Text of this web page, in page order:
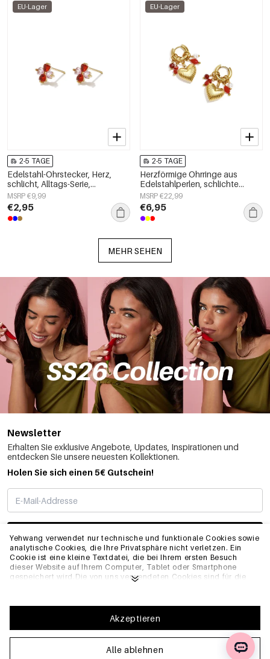
Yehwang verwendet nur technische und funktionale Cookies sowie
analytische Cookies, die Ihre Privatsphäre nicht verletzen. Ein
Cookie ist eine kleine Textdatei, die bei Ihrem ersten Besuch
dieser Website auf Ihrem Computer, Tablet oder Smartphone
gespeichert wird.Die von uns verwendeten Cookies sind für die
Website, ordnungsgemäß zu funktionieren und z.B. Ihre
bevorzugten Einstellungen zu speichern. Sie ermöglichen es uns
auch, unsere Website zu optimieren.Um sicherzustellen, dass Sie
eine gute Browsing- und Einkaufserfahrung auf Yehwang haben,
empfehlen wir Ihnen, unserer Sammlung und Verwendung von
Cookies zuzustimmen. Sie können sich von Cookies abmelden,
Alle ablehnen
Akzeptieren
EU-Lager
2-5 TAGE
Edelstahl-Ohrstecker, Herz,
schlicht, Alltags-Serie,
Damenschmuck
MSRP €9,99
€2,95
EU-Lager
2-5 TAGE
Herzförmige Ohrringe aus
Edelstahlperlen, schlichte
Alltags-Serie, Damenschmuck
MSRP €22,99
€6,95
MEHR SEHEN
Newsletter
Erhalten Sie exklusive Angebote, Updates, Inspirationen und
entdecken Sie unsere neuesten Kollektionen.
Holen Sie sich einen 5€ Gutschein!
ABONNIEREN
INFO